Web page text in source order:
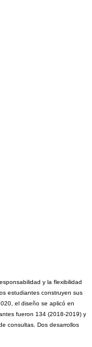
y la flexibilidad
estudiantes construyen sus
el diseño se aplicó en
fueron 134 (2018-2019) y
consultas. Dos desarrollos